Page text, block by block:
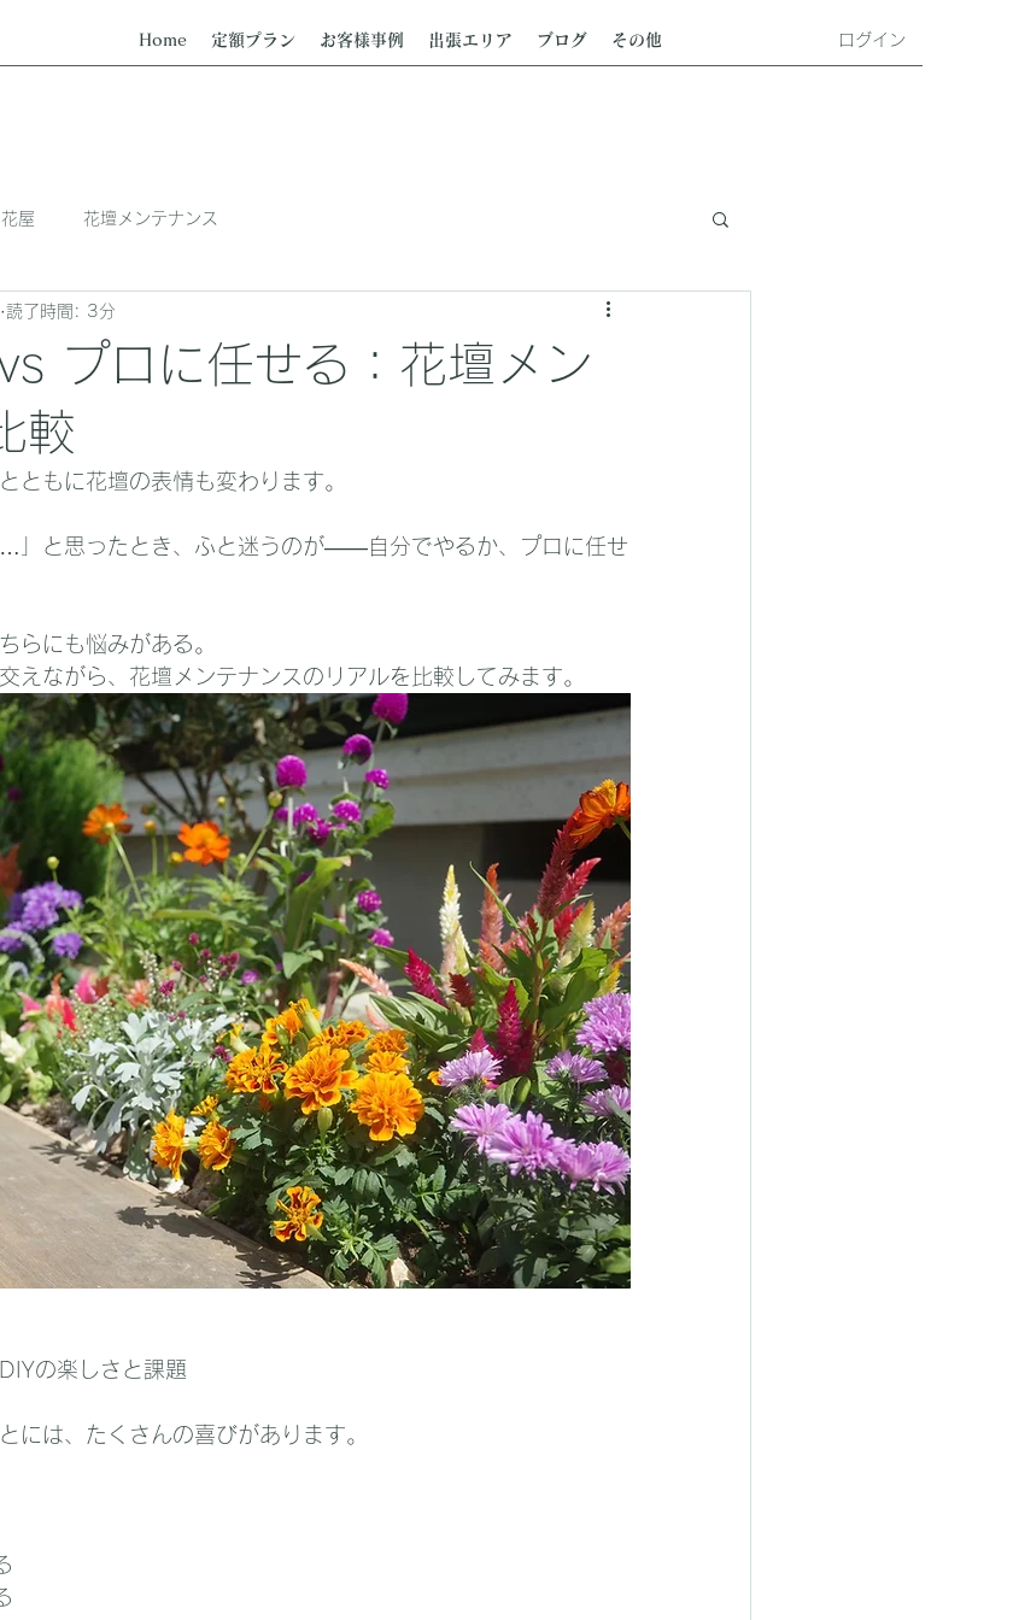
ログイン
Home 定額プラン お客様事例 出張エリア ブログ その他
屋 花壇メンテナンス
プロに任せる：花壇メン
較
読了時間: 3分
ともに花壇の表情も変わります。
…」と思ったとき、ふと迷うのが——自分でやるか、プロに任せ
らにも悩みがある。
えながら、花壇メンテナンスのリアルを比較してみます。
の楽しさと課題
には、たくさんの喜びがあります。